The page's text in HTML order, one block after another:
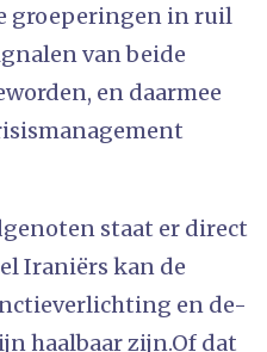
groeperingen in ruil
van beide
en daarmee
staat er direct
Iraniërs kan de
en de-
haalbaar zijn.Of dat